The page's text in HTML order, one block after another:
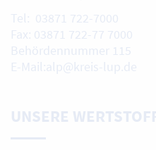
Tel: 03871 722-7000
Fax: 03871 722-77 7000
Behördennummer 115
E-Mail:alp@kreis-lup.de
UNSERE